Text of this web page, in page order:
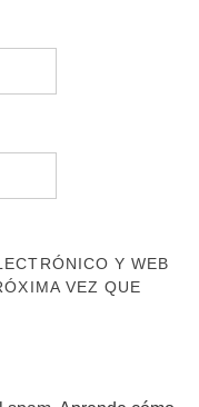
Y WEB
VEZ QUE